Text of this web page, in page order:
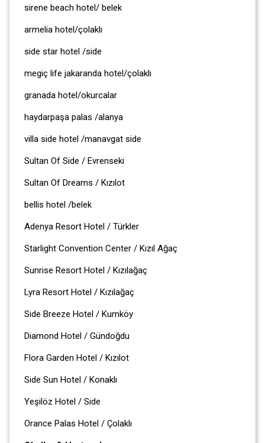
sirene beach hotel/ belek
armelia hotel/çolaklı
side star hotel /side
megiç life jakaranda hotel/çolaklı
granada hotel/okurcalar
haydarpaşa palas /alanya
villa side hotel /manavgat side
Sultan Of Side / Evrenseki
Sultan Of Dreams / Kızılot
bellis hotel /belek
Adenya Resort Hotel / Türkler
Starlight Convention Center / Kızıl Ağaç
Sunrise Resort Hotel / Kızılağaç
Lyra Resort Hotel / Kızılağaç
Side Breeze Hotel / Kumköy
Diamond Hotel / Gündoğdu
Flora Garden Hotel / Kızılot
Side Sun Hotel / Konaklı
Yeşilöz Hotel / Side
Orance Palas Hotel / Çolaklı